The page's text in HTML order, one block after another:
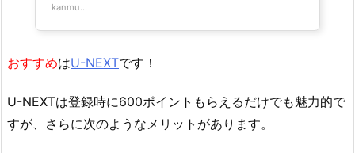
kanmu...
おすすめはU-NEXTです！
U-NEXTは登録時に600ポイントもらえるだけでも魅力的で
すが、さらに次のようなメリットがあります。